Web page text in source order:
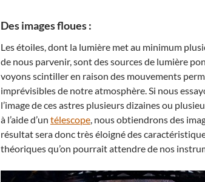
Des images floues :
Les étoiles, dont la lumière met au minimum
de nous parvenir, sont des sources de lumière
voyons scintiller en raison des mouvements
imprévisibles de notre atmosphère. Si nous
l’image de ces astres plusieurs dizaines ou
à l’aide d’un télescope, nous obtiendrons des
résultat sera donc très éloigné des
théoriques qu’on pourrait attendre de nos